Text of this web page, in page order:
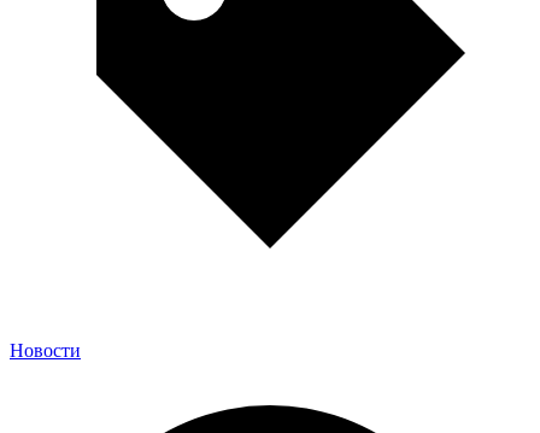
Новости